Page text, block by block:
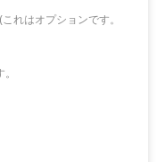
れはオプションです。